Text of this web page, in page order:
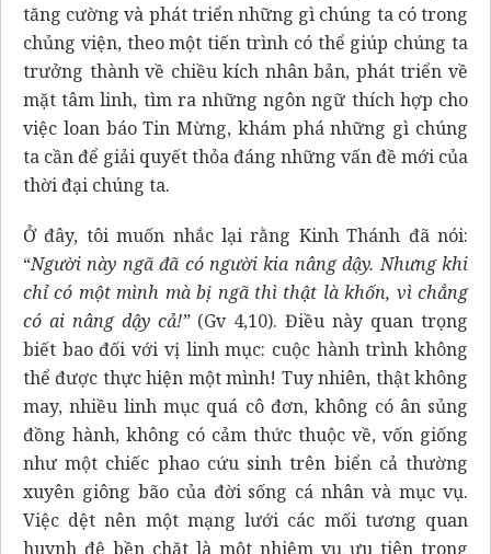
tăng cường và phát triển những gì chúng ta có trong
chủng viện, theo một tiến trình có thể giúp chúng ta
trưởng thành về chiều kích nhân bản, phát triển về
mặt tâm linh, tìm ra những ngôn ngữ thích hợp cho
việc loan báo Tin Mừng, khám phá những gì chúng
ta cần để giải quyết thỏa đáng những vấn đề mới của
thời đại chúng ta.
Ở đây, tôi muốn nhắc lại rằng Kinh Thánh đã nói:
“Người này ngã đã có người kia nâng dậy. Nhưng khi
chỉ có một mình mà bị ngã thì thật là khốn, vì chẳng
có ai nâng dậy cả!”(Gv 4,10). Điều này quan trọng
biết bao đối với vị linh mục: cuộc hành trình không
thể được thực hiện một mình! Tuy nhiên, thật không
may, nhiều linh mục quá cô đơn, không có ân sủng
đồng hành, không có cảm thức thuộc về, vốn giống
như một chiếc phao cứu sinh trên biển cả thường
xuyên giông bão của đời sống cá nhân và mục vụ.
Việc dệt nên một mạng lưới các mối tương quan
huynh đệ bền chặt là một nhiệm vụ ưu tiên trong